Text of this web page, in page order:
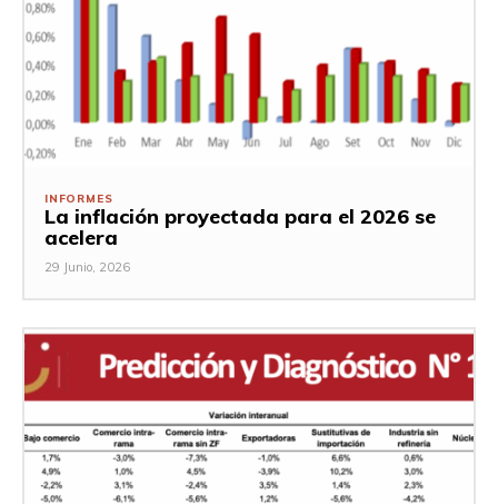
INFORMES
La inflación proyectada para el 2026 se
acelera
29 Junio, 2026